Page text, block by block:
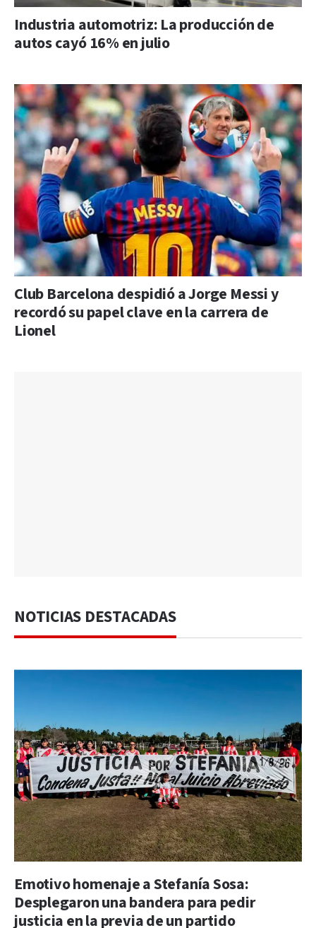
Industria automotriz: La producción de
autos cayó 16% en julio
Club Barcelona despidió a Jorge Messi y
recordó su papel clave en la carrera de
Lionel
NOTICIAS DESTACADAS
Emotivo homenaje a Stefanía Sosa:
Desplegaron una bandera para pedir
justicia en la previa de un partido